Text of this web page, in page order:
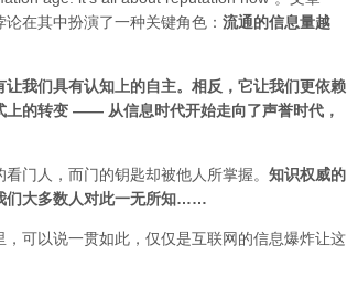
在其中扮演了一种关键角色： 流通的信息量越
我们具有认知上的自主。相反，它让我们更依赖
上的转变 —— 从信息时代开始走向了声誉时代，
门人，而门的钥匙却被他人所掌握。 知识权威的
们大多数人对此一无所知……
可以说一贯如此，仅仅是互联网的信息爆炸让这